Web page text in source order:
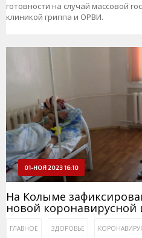
готовности на случай массовой
клиникой гриппа и ОРВИ.
01-НОЯ 2023 16:10
На Колыме
новой коронавирусной
ГЛАВНОЕ ЗДОРОВЬЕ